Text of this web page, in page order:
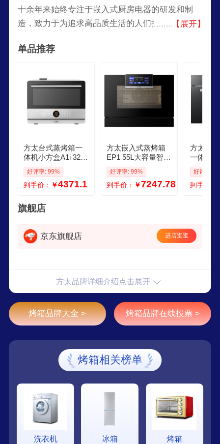
十余年来始终专注于嵌入式厨房电器的研发和制
造，致力于为追求高品质生活的人们提供具有人性
导健康环保有品位有文化的生活方式，让千万家庭
【展开】
单品推荐
方太台式蒸烤箱一
体机小方盒A1i 32L
蒸烤烘炸炖5合1上
下独立控温
好评率: 99%
到手价： ￥4371.1
方太嵌入式蒸烤箱
EP1 55L大容量智能
蒸烤炖脱脂炸多合
一
好评率: 99%
到手价： ￥7247.78
方太嵌
一体机
炸一体机 家用蒸
烤箱空
波炉
好评率:
到手价：
旗舰店
京东旗舰店 进店逛逛
方太品牌详细介绍点击展开
烤箱品牌大全 > 烤箱品牌在线投票 >
烤箱相关榜单
洗衣机 冰箱 烤箱